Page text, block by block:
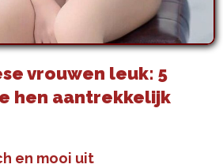
vrouwen leuk: 5
hen aantrekkelijk
en mooi uit